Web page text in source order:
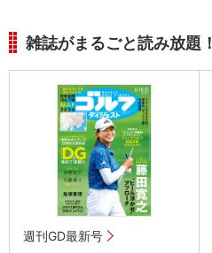
雑誌がまるごと読み放題！
週刊GD最新号